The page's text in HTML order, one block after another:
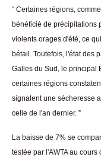
“ Certaines régions,
bénéficié de précipitations
violents orages d'été, ce
bétail. Toutefois, l'état des
Galles du Sud, le principal
certaines régions
signalent une sécheresse
celle de l'an dernier. ”
La baisse de 7% se
testée par l'AWTA au